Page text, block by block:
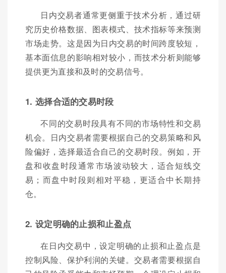
日内交易者通常更侧重于技术分析，通过研
究历史价格数据、图表模式、技术指标等来预测
市场走势。这是因为日内交易的时间跨度较短，
基本面信息的影响相对较小，而技术分析则能够
提供更为直接和及时的交易信号。
1. 选择合适的交易时段
不同的交易时段具有不同的市场特性和交易
机会。日内交易者需要根据自己的交易策略和风
险偏好，选择最适合自己的交易时段。例如，开
盘和收盘时段通常市场波动较大，适合短线交
易；而盘中时段则相对平稳，更适合中长期持
仓。
2. 设定明确的止损和止盈点
在日内交易中，设定明确的止损和止盈点是
控制风险、保护利润的关键。交易者需要根据自